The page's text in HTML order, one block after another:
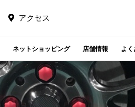
アクセス
ネットショッピング 店舗情報 よ